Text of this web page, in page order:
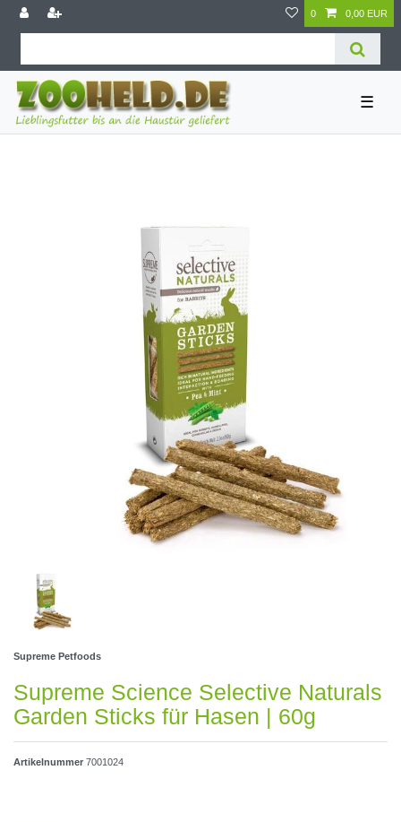
0 0,00 EUR
☰
Supreme Petfoods
Supreme Science Selective Naturals
Garden Sticks für Hasen | 60g
Artikelnummer 7001024